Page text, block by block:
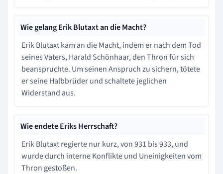
Wie gelang Erik Blutaxt an die Macht?
Erik Blutaxt kam an die Macht, indem er nach dem Tod
seines Vaters, Harald Schönhaar, den Thron für sich
beanspruchte. Um seinen Anspruch zu sichern, tötete
er seine Halbbrüder und schaltete jeglichen
Widerstand aus.
Wie endete Eriks Herrschaft?
Erik Blutaxt regierte nur kurz, von 931 bis 933, und
wurde durch interne Konflikte und Uneinigkeiten vom
Thron gestoßen.